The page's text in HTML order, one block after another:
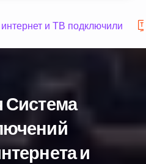
и ТВ подключили
Система
и